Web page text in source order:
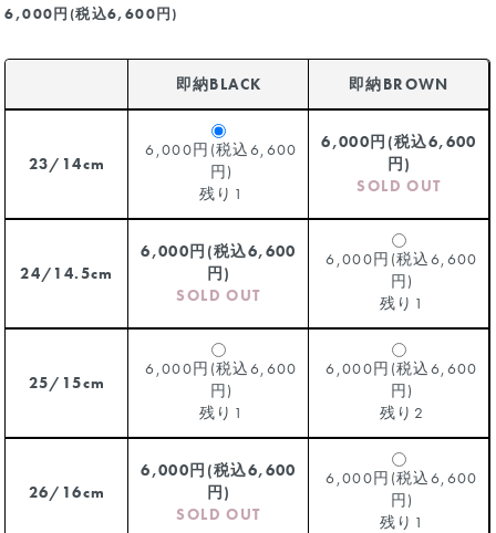
6,000円(税込6,600円)
即納BLACK 即納BROWN
23/14cm
6,000円(税込6,600
円)
残り1
6,000円(税込6,600
円)
SOLD OUT
24/14.5cm
6,000円(税込6,600
円)
SOLD OUT
6,000円(税込6,600
円)
残り1
25/15cm
6,000円(税込6,600
円)
残り1
6,000円(税込6,600
円)
残り2
26/16cm
6,000円(税込6,600
円)
SOLD OUT
6,000円(税込6,600
円)
残り1